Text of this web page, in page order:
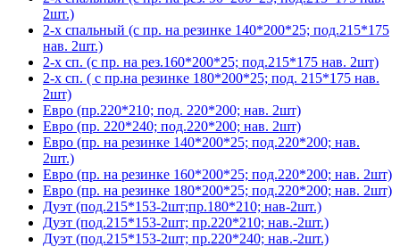
2шт.)
2-х спальный (с пр. на резинке 140*200*25; под.215*175
нав. 2шт.)
2-х сп. (с пр. на рез.160*200*25; под.215*175 нав. 2шт)
2-х сп. ( с пр.на резинке 180*200*25; под. 215*175 нав.
2шт)
Евро (пр.220*210; под. 220*200; нав. 2шт)
Евро (пр. 220*240; под.220*200; нав. 2шт)
Евро (пр. на резинке 140*200*25; под.220*200; нав.
2шт.)
Евро (пр. на резинке 160*200*25; под.220*200; нав. 2шт)
Евро (пр. на резинке 180*200*25; под.220*200; нав. 2шт)
Дуэт (под.215*153-2шт;пр.180*210; нав-2шт.)
Дуэт (под.215*153-2шт; пр.220*210; нав.-2шт.)
Дуэт (под.215*153-2шт; пр.220*240; нав.-2шт.)